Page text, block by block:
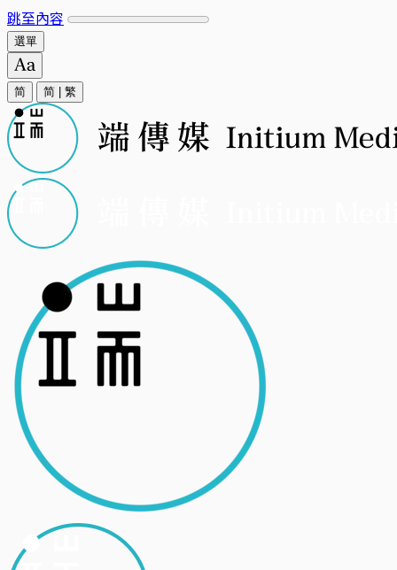
跳至內容
選單
简 简 繁